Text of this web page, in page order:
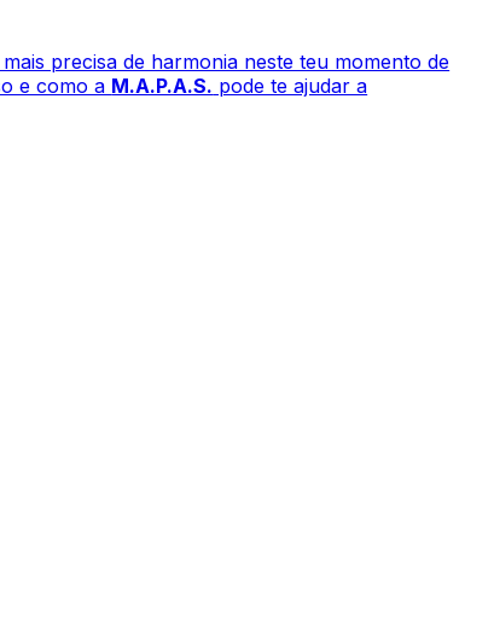
precisa de harmonia neste teu momento de
e como a M.A.P.A.S. pode te ajudar a